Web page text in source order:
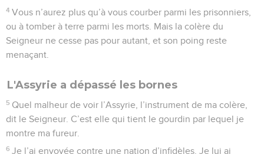
4 Vous n’aurez plus qu’à vous courber parmi les prisonniers,
ou à tomber à terre parmi les morts. Mais la colère du
Seigneur ne cesse pas pour autant, et son poing reste
menaçant.
L'Assyrie a dépassé les bornes
5 Quel malheur de voir l’Assyrie, l’instrument de ma colère,
dit le Seigneur. C’est elle qui tient le gourdin par lequel je
montre ma fureur.
6 Je l’ai envoyée contre une nation d’infidèles. Je lui ai